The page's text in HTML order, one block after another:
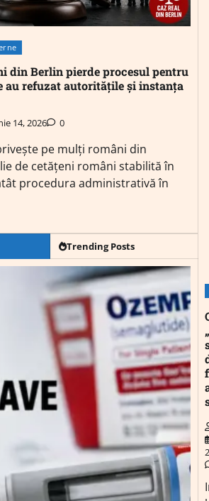
din Berlin pierde procesul pentru
au refuzat autoritățile și instanța
14, 2026 0
pe mulți români din
de cetățeni români stabilită în
procedura administrativă în
Trending Posts